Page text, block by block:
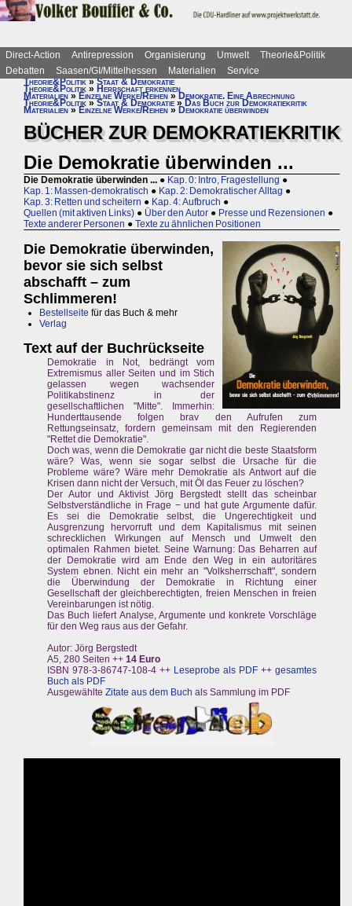
Direct-Action Antirepression Organisierung Umwelt
Theorie&Politik
Debatten
Saasen/GI/Mittelhessen Materialien
Service
Theorie&Politik»Staat & Demokratie
Theorie&Politik » Herrschaft erkennen
Materialien » Einzelne Werke/Reihen » Demokratie. Eine Abrechnung
Theorie&Politik » Staat & Demokratie » Das Buch zur Demokratiekritik
Materialien » Einzelne Werke/Reihen » Demokratie überwinden
BÜCHER ZUR DEMOKRATIEKRITIK
Die Demokratie überwinden ...
Die Demokratie überwinden ... ● Kap. 0: Intro, Fragestellung ●
Kap. 1: Massen-demokratisch ● Kap. 2: Demokratischer Alltag ●
Kap. 3: Retten und scheitern ● Kap. 4: Aufbruch ●
Quellen (mit aktiven Links) ● Über den Autor ● Presse und Rezensionen ●
Texte anderer Personen ● Texte zu ähnlichen Positionen
Die Demokratie überwinden,
bevor sie sich selbst
abschafft – zum
Schlimmeren!
Bestellseite für das Buch & mehr
Verlag
Text auf der Buchrückseite
Demokratie in Not, bedrängt vom
Extremismus aller Seiten und im Stich
gelassen wegen wachsender
Politikabstinenz in der
gesellschaftlichen "Mitte". Immerhin:
Hunderttausende folgen brav den Aufrufen zum
Rettungseinsatz, fordern gemeinsam mit den Regierenden
"Rettet die Demokratie".
Doch was, wenn die Demokratie gar nicht die beste Staatsform
wäre? Was, wenn sie sogar selbst die Ursache für die
Probleme wäre? Wäre mehr Demokratie als Antwort auf die
Krisen dann nicht der Versuch, mit Öl das Feuer zu löschen?
Der Autor und Aktivist Jörg Bergstedt stellt das scheinbar
Selbstverständliche in Frage − und hat gute Argumente dafür.
Es sei die Demokratie selbst, die Ungerechtigkeit und
Ausgrenzung hervorruft und dem Kapitalismus mit seinen
schrecklichen Wirkungen auf Mensch und Umwelt den
optimalen Rahmen bietet. Seine Warnung: Das Beharren auf
der Demokratie wird am Ende den Weg in ein autoritäres
System ebnen. Nicht ein mehr an "Volksherrschaft", sondern
die Überwindung der Demokratie in Richtung einer
Gesellschaft der gleichberechtigten, freien Menschen in freien
Vereinbarungen ist nötig.
Das Buch liefert Analyse, Argumente und konkrete Vorschläge
für den Weg raus aus der Gefahr.
Autor: Jörg Bergstedt
A5, 280 Seiten ++ 14 Euro
ISBN 978-3-86747-108-4 ++ Leseprobe als PDF ++gesamtes
Buch als PDF
Ausgewählte Zitate aus dem Buch als Sammlung im PDF